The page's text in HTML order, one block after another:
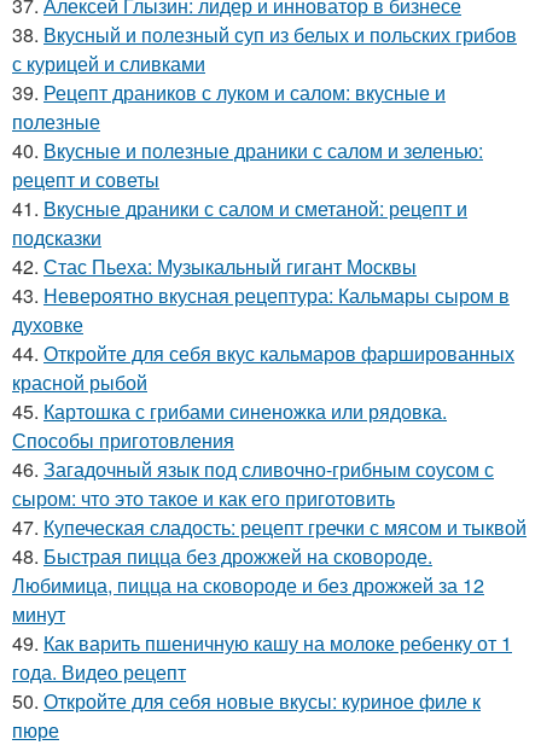
38. Вкусный и полезный суп из белых и польских грибов
с курицей и сливками
39. Рецепт драников с луком и салом: вкусные и
полезные
40. Вкусные и полезные драники с салом и зеленью:
рецепт и советы
41. Вкусные драники с салом и сметаной: рецепт и
подсказки
42. Стас Пьеха: Музыкальный гигант Москвы
43. Невероятно вкусная рецептура: Кальмары сыром в
духовке
44. Откройте для себя вкус кальмаров фаршированных
красной рыбой
45. Картошка с грибами синеножка или рядовка.
Способы приготовления
46. Загадочный язык под сливочно-грибным соусом с
сыром: что это такое и как его приготовить
47. Купеческая сладость: рецепт гречки с мясом и тыквой
48. Быстрая пицца без дрожжей на сковороде.
Любимица, пицца на сковороде и без дрожжей за 12
минут
49. Как варить пшеничную кашу на молоке ребенку от 1
года. Видео рецепт
50. Откройте для себя новые вкусы: куриное филе к
пюре